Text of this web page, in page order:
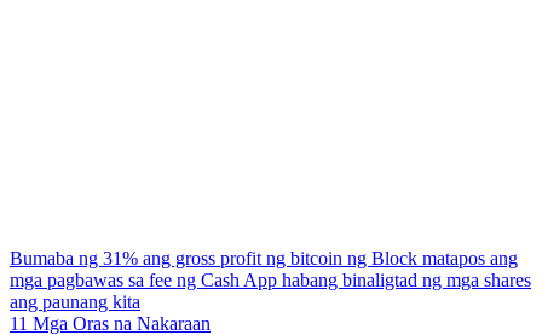
Bumaba ng 31% ang gross profit ng bitcoin ng Block matapos ang
mga pagbawas sa fee ng Cash App habang binaligtad ng mga shares
ang paunang kita
11 Mga Oras na Nakaraan